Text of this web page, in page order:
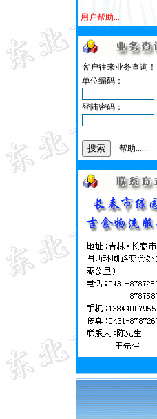
用户帮助...
客户往来业务查询！
单位编码：
登陆密码：
帮助......